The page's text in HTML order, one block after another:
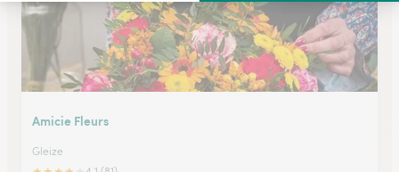
Amicie Fleurs
Gleize